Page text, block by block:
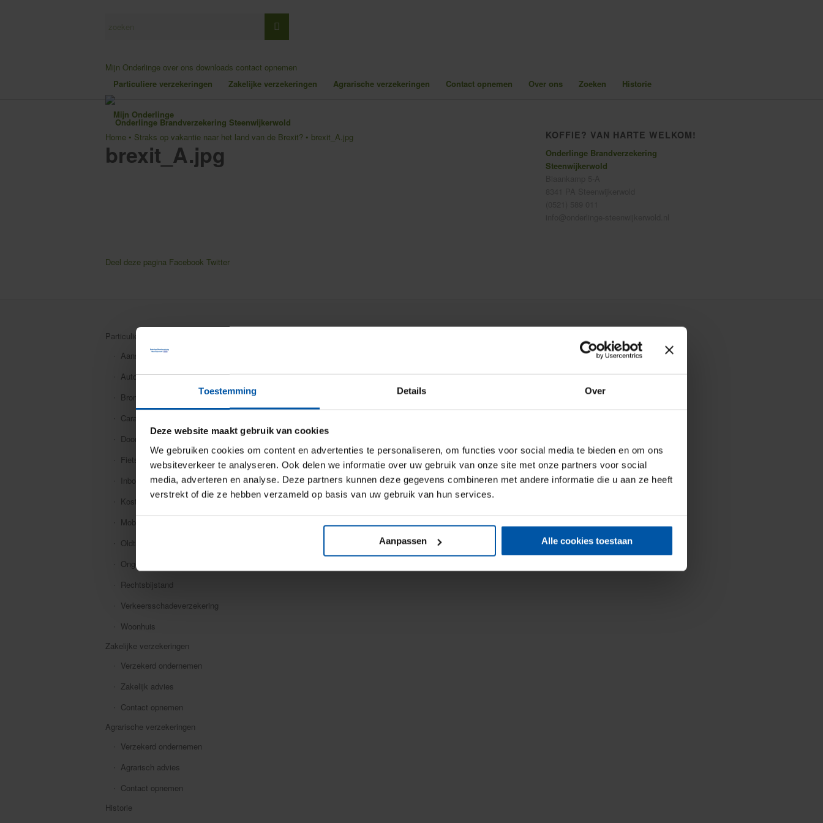
Toestemming Details Over
Deze website maakt gebruik van cookies
We gebruiken cookies om content en advertenties te personaliseren, om functies voor social media te bieden en om ons
websiteverkeer te analyseren. Ook delen we informatie over uw gebruik van onze site met onze partners voor social
media, adverteren en analyse. Deze partners kunnen deze gegevens combineren met andere informatie die u aan ze heeft
verstrekt of die ze hebben verzameld op basis van uw gebruik van hun services.
Aanpassen Alle cookies toestaan
Mijn Onderlinge over ons downloads contact opnemen
Particuliere verzekeringen
Zakelijke verzekeringen Agrarische verzekeringen Contact opnemen Over ons Zoeken Historie
Mijn Onderlinge
Home • Straks op vakantie naar het land van de Brexit? • brexit_A.jpg
brexit_A.jpg
Deel deze pagina Facebook Twitter
KOFFIE? VAN HARTE WELKOM!
Onderlinge Brandverzekering
Steenwijkerwold
Particuliere verzekeringen
Aansprakelijkheid
Auto
Bromfiets
Caravan
Doorlopende reis
Fiets
Inboedel
Kostbaarheden
Mobiele dekking
Oldtimer
Ongevallen
Rechtsbijstand
Verkeersschadeverzekering
Woonhuis
Zakelijke verzekeringen
Verzekerd ondernemen
Zakelijk advies
Contact opnemen
Agrarische verzekeringen
Verzekerd ondernemen
Agrarisch advies
Contact opnemen
Historie